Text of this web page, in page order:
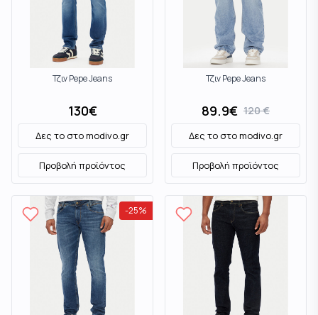
Τζιν Pepe Jeans
130€
Δες το στοmodivo.gr
Προβολή προϊόντος
Τζιν Pepe Jeans
89.9€ 120€
Δες το στοmodivo.gr
Προβολή προϊόντος
-25%